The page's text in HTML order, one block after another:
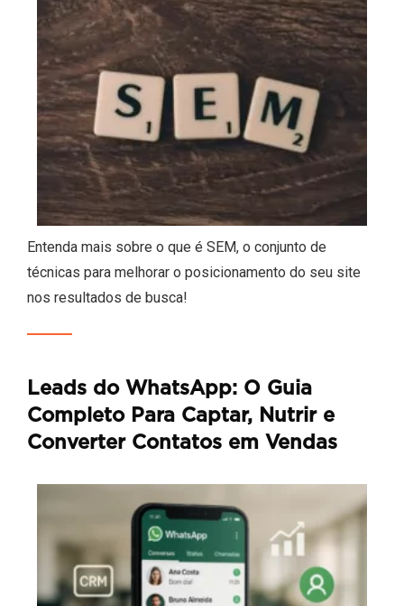
Entenda mais sobre o que é SEM, o conjunto de
técnicas para melhorar o posicionamento do seu site
nos resultados de busca!
Leads do WhatsApp: O Guia
Completo Para Captar, Nutrir e
Converter Contatos em Vendas